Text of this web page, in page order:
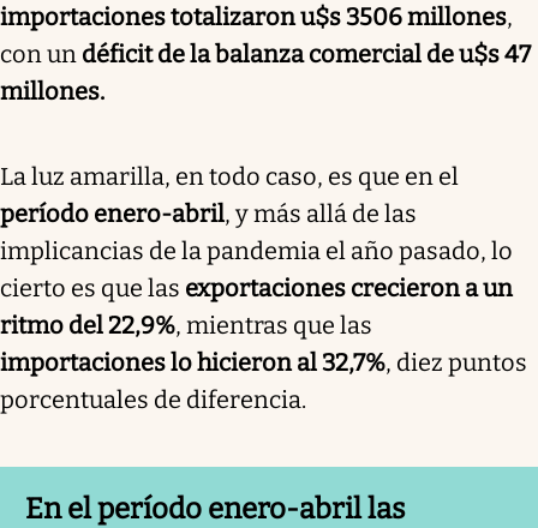
importaciones totalizaron u$s 3506 millones,
con un déficit de la balanza comercial de u$s 47
millones.
La luz amarilla, en todo caso, es que en el
período enero-abril, y más allá de las
implicancias de la pandemia el año pasado, lo
cierto es que las exportaciones crecieron a un
ritmo del 22,9%, mientras que las
importaciones lo hicieron al 32,7%, diez puntos
porcentuales de diferencia.
En el período enero-abril las